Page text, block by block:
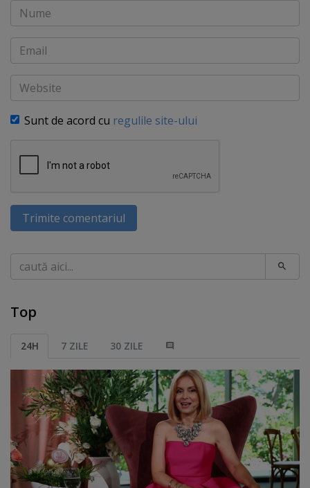
Nume
Email
Website
Sunt de acord cu regulile site-ului
Trimite comentariul
Caută
Top
24H 7 ZILE 30 ZILE